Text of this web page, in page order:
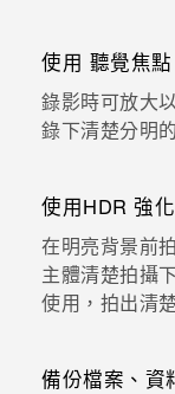
使用 聽覺焦
錄影時可放大
錄下清楚分明
使用HDR 強化
在明亮背景前
主體清楚拍攝
使用，拍出清
備份檔案、資